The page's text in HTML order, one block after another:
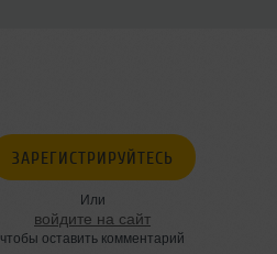
ЗАРЕГИСТРИРУЙТЕСЬ
Или
войдите на сайт
чтобы оставить комментарий